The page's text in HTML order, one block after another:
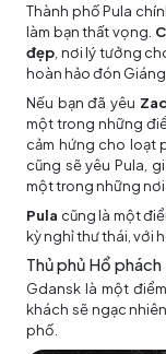
Thành phố Pula
làm bạn thất vọng.
đẹp , nơi lý tưởng
hoàn hảo đón Giáng
Nếu bạn đã yêu
một trong những
cảm hứng cho loạt
cũng sẽ yêu Pula,
một trong những
Pula cũng là một
kỳ nghỉ thư thái, với
Thủ phủ Hổ
Gdansk là một
khách sẽ ngạc
phố.